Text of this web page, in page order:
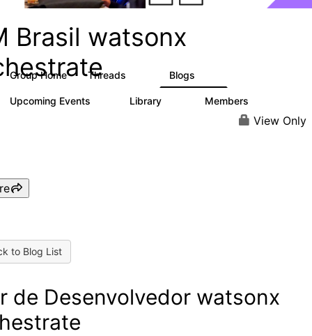
Brasil watsonx
Group Home Threads Blogs
Upcoming Events Library Members
View Only
to Blog List
de Desenvolvedor watsonx